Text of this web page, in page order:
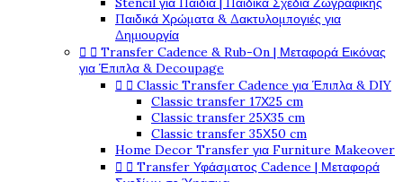
Παιδικά Χρώματα & Δακτυλομπογιές για
Δημιουργία
  Transfer Cadence & Rub-On | Μεταφορά Εικόνας
για Έπιπλα & Decoupage
  Classic Transfer Cadence για Έπιπλα & DIY
Classic transfer 17Χ25 cm
Classic transfer 25Χ35 cm
Classic transfer 35Χ50 cm
Home Decor Transfer για Furniture Makeover
  Transfer Υφάσματος Cadence | Μεταφορά